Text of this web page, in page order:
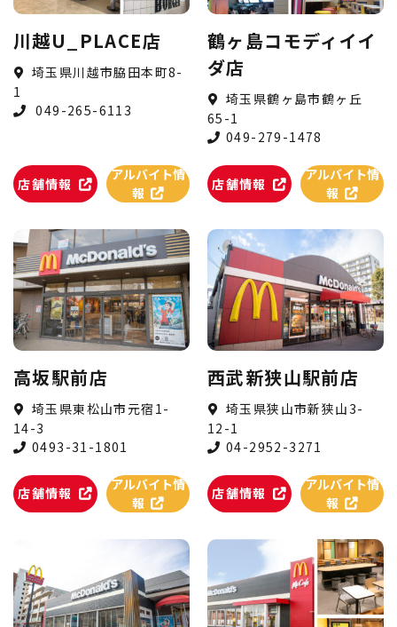
川越U_PLACE店
埼玉県川越市脇田本町8-
1
049-265-6113
店舗情報
アルバイト情
報
鶴ヶ島コモディイイ
ダ店
埼玉県鶴ヶ島市鶴ヶ丘
65-1
049-279-1478
店舗情報
アルバイト情
報
高坂駅前店
埼玉県東松山市元宿1-
14-3
0493-31-1801
店舗情報
アルバイト情
報
西武新狭山駅前店
埼玉県狭山市新狭山3-
12-1
04-2952-3271
店舗情報
アルバイト情
報